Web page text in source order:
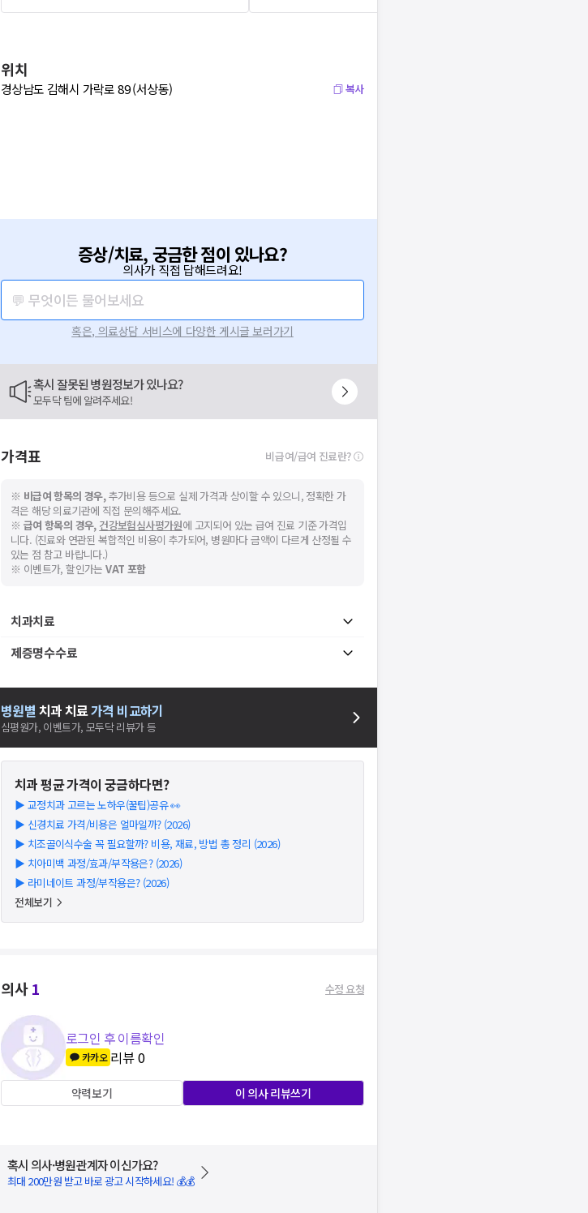
위치
경상남도 김해시 가락로 89 (서상동) 복사
증상/치료, 궁금한 점이 있나요?
의사가 직접 답해드려요!
💬 무엇이든 물어보세요
혹은, 의료상담 서비스에 다양한 게시글 보러가기
혹시 잘못된 병원정보가 있나요?
모두닥 팀에 알려주세요!
가격표 비급여/급여 진료란?
※ 비급여 항목의 경우,추가비용 등으로 실제 가격과 상이할 수 있으니, 정확한 가
격은 해당 의료기관에 직접 문의해주세요.
※ 급여 항목의 경우, 건강보험심사평가원에 고지되어 있는 급여 진료 기준 가격입
니다. (진료와 연관된 복합적인 비용이 추가되어, 병원마다 금액이 다르게 산정될 수
있는 점 참고 바랍니다.)
※ 이벤트가, 할인가는VAT 포함
치과치료
제증명수수료
병원별 치과치료가격 비교하기
심평원가, 이벤트가, 모두닥 리뷰가 등
치과평균 가격이 궁금하다면?
▶ 교정치과 고르는 노하우(꿀팁)공유 👀
▶ 신경치료 가격/비용은 얼마일까? (2026)
▶ 치조골이식수술 꼭 필요할까? 비용, 재료, 방법 총 정리 (2026)
▶ 치아미백 과정/효과/부작용은? (2026)
▶ 라미네이트 과정/부작용은? (2026)
전체보기
의사1 수정 요청
로그인 후 이름확인
카카오 리뷰0
약력보기 이 의사 리뷰쓰기
혹시 의사·병원관계자 이신가요?
최대 200만원 받고 바로 광고 시작하세요! 💰💰
요청하신 작업을 처리하지 못했습니다.
확인